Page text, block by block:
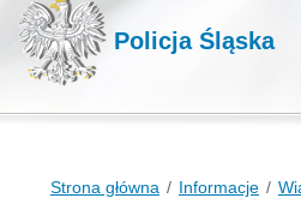
Policja Śląska
Strona główna Informacje